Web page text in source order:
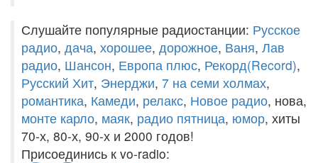
Слушайте популярные радиостанции: Русское
радио, дача, хорошее, дорожное, Ваня, Лав
радио, Шансон, Европа плюс, Рекорд(Record),
Русский Хит, Энерджи, 7 на семи холмах,
романтика, Камеди, релакс, Новое радио, нова,
монте карло, маяк, радио пятница, юмор, хиты
70-х, 80-х, 90-х и 2000 годов!
Присоединись к vo-radio: